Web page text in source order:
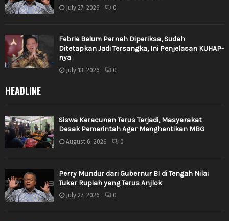
July 27, 2026 0
Febrie Belum Pernah Diperiksa, Sudah
Ditetapkan Jadi Tersangka, Ini Penjelasan KUHAP-
nya
July 13, 2026 0
HEADLINE
Siswa Keracunan Terus Terjadi, Masyarakat
Desak Pemerintah Agar Menghentikan MBG
August 6, 2026 0
Perry Mundur dari Gubernur BI di Tengah Nilai
Tukar Rupiah yang Terus Anjlok
July 27, 2026 0